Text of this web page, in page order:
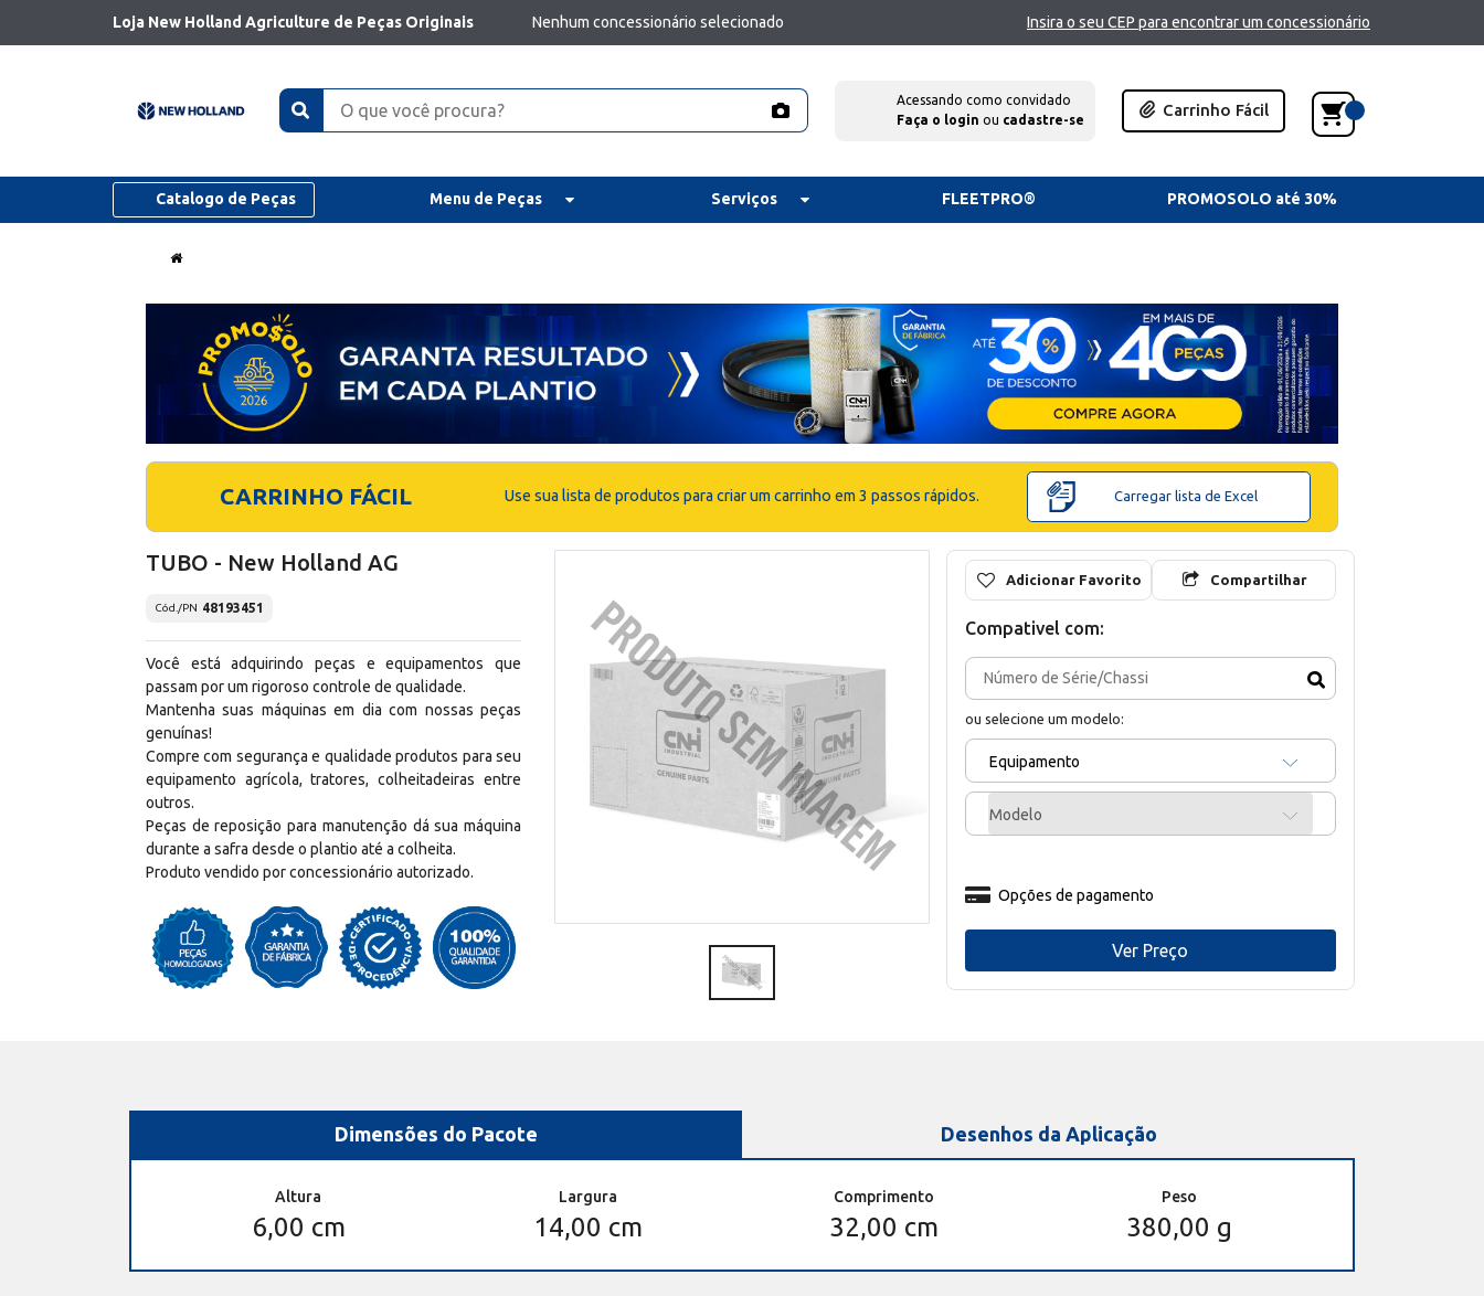
Loja New Holland Agriculture de Peças Originais Nenhum concessionário selecionado Insira o seu CEP para encontrar um concessionário
Acessando como convidado
Faça o login ou cadastre-se
Carrinho Fácil
Catalogo de Peças Menu de Peças Serviços FLEETPRO® PROMOSOLO até 30%
CARRINHO FÁCIL Use sua lista de produtos para criar um carrinho em 3 passos rápidos. Carregar lista de Excel
TUBO - New Holland AG
Cód./PN 48193451
Você está adquirindo peças e equipamentos que
passam por um rigoroso controle de qualidade.
Mantenha suas máquinas em dia com nossas peças
genuínas!
Compre com segurança e qualidade produtos para seu
equipamento agrícola, tratores, colheitadeiras entre
outros.
Peças de reposição para manutenção dá sua máquina
durante a safra desde o plantio até a colheita.
Produto vendido por concessionário autorizado.
Adicionar Favorito Compartilhar
Compativel com:
ou selecione um modelo:
Equipamento
Modelo
Opções de pagamento
Ver Preço
Dimensões do Pacote Desenhos da Aplicação
Altura
6,00 cm
Largura
14,00 cm
Comprimento
32,00 cm
Peso
380,00 g